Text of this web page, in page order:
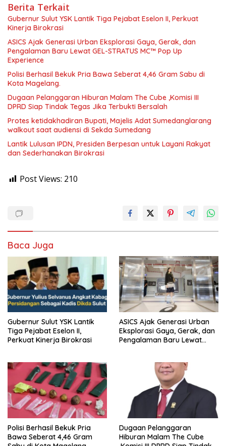
Berita Terkait
Gubernur Sulut YSK Lantik Tiga Pejabat Eselon II, Perkuat
Kinerja Birokrasi
ASICS Ajak Generasi Urban Eksplorasi Gaya, Gerak, dan
Pengalaman Baru Lewat GEL-STRATUS MC™ Pop Up
Experience
Polisi Berhasil Bekuk Pria Bawa Seberat 4,46 Gram Sabu di
Kota Magelang.
Dugaan Pelanggaran Hiburan Malam The Cube ,Komisi III
DPRD Siap Tindak Tegas Jika Terbukti Bersalah
Protes ketidakhadiran Bupati, Majelis Adat Sumedanglarang
walkout saat audiensi di Sekda Sumedang
Lantik Lulusan IPDN, Presiden Berpesan untuk Layani Rakyat
dan Sederhanakan Birokrasi
Post Views: 210
Baca Juga
Gubernur Sulut YSK Lantik
Tiga Pejabat Eselon II,
Perkuat Kinerja Birokrasi
ASICS Ajak Generasi Urban
Eksplorasi Gaya, Gerak, dan
Pengalaman Baru Lewat
Polisi Berhasil Bekuk Pria
Bawa Seberat 4,46 Gram
Dugaan Pelanggaran
Hiburan Malam The Cube